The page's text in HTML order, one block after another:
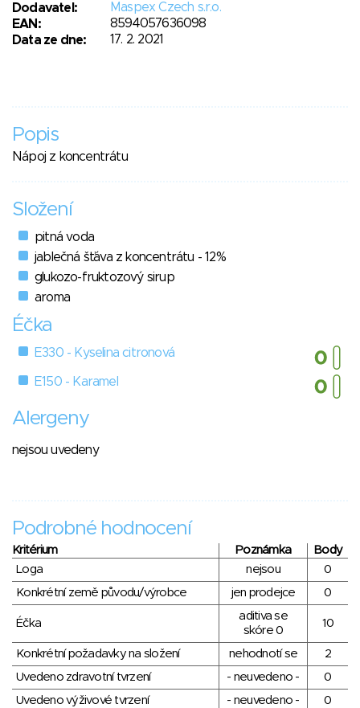
Dodavatel:
Maspex Czech s.r.o.
EAN:
8594057636098
Data ze dne:
17. 2. 2021
Popis
Nápoj z koncentrátu
Složení
pitná voda
jablečná šťáva z koncentrátu - 12%
glukozo-fruktozový sirup
aroma
Éčka
E330 - Kyselina citronová
E150 - Karamel
Alergeny
nejsou uvedeny
Podrobné hodnocení
Kritérium Poznámka
Body
Loga
nejsou
0
Konkrétní země původu/výrobce
jen prodejce 0
Éčka
aditiva se
skóre 0
10
Konkrétní požadavky na složení nehodnotí se
2
Uvedeno zdravotní tvrzení
- neuvedeno -
0
Uvedeno výživové tvrzení
- neuvedeno -
0